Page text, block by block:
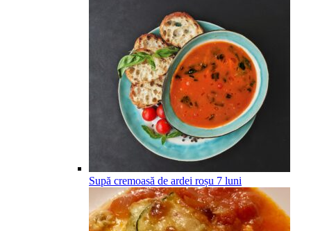
Supă cremoasă de ardei roșu 7 luni